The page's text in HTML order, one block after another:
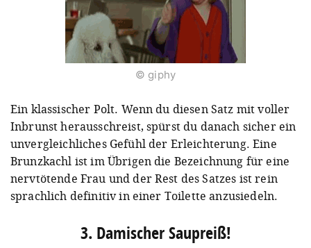
© giphy
Ein klassischer Polt. Wenn du diesen Satz mit voller
Inbrunst herausschreist, spürst du danach sicher ein
unvergleichliches Gefühl der Erleichterung. Eine
Brunzkachl ist im Übrigen die Bezeichnung für eine
nervtötende Frau und der Rest des Satzes ist rein
sprachlich definitiv in einer Toilette anzusiedeln.
3. Damischer Saupreiß!